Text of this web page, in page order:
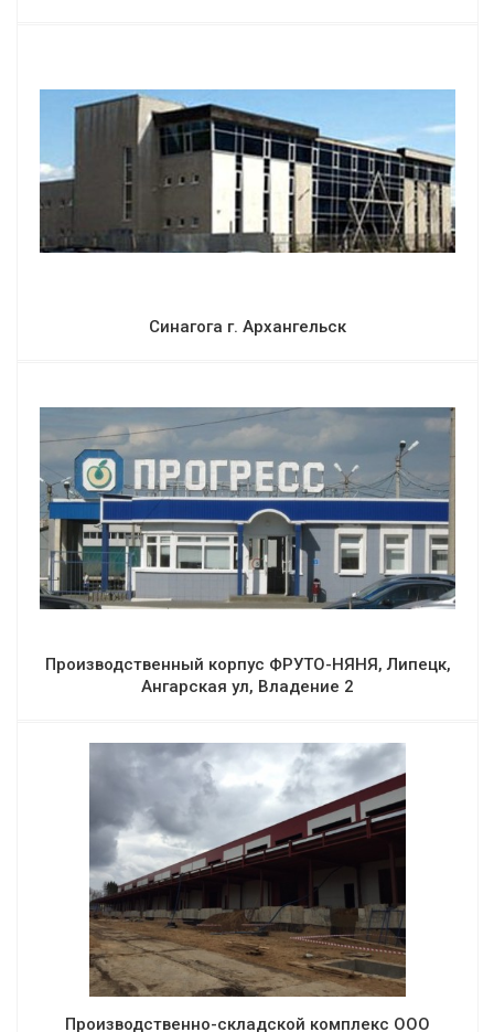
Синагога г. Архангельск
Производственный корпус ФРУТО-НЯНЯ, Липецк,
Ангарская ул, Владение 2
Производственно-складской комплекс ООО